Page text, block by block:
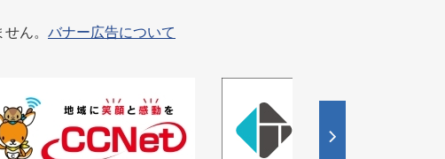
ん。 バナー広告について
目